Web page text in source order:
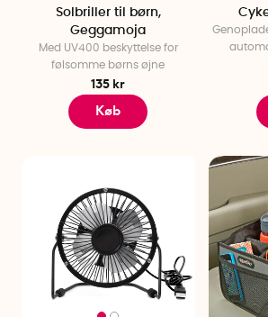
Solbriller til børn,
Geggamoja
Med UV400 beskyttelse for
følsomme børns øjne
135 kr
Køb